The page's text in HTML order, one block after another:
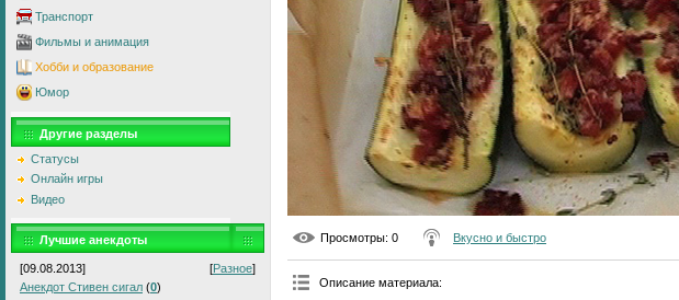
Транспорт
Фильмы и анимация
Хобби и образование
Юмор
Другие разделы
Статусы
Онлайн игры
Видео
Лучшие анекдоты
[09.08.2013] [Разное]
Анекдот Стивен сигал (0)
Просмотры: 0 Вкусно и быстро
Описание материала: